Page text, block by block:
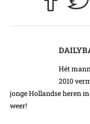
Hét
2010
jonge Hollandse heren
weer!